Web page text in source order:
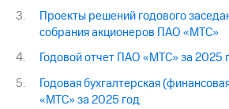
Проекты решений годового
собрания акционеров ПАО «МТС»
Годовой отчет ПАО «МТС» за 2025
Годовая бухгалтерская
«МТС» за 2025 год